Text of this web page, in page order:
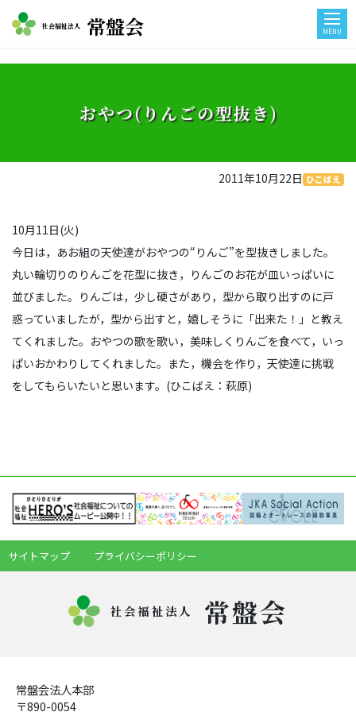
社会福祉法人 常盤会 MENU
おやつ(りんごの型抜き)
2011年10月22日 ひこばえ
10月11日(火)
今日は，あお組の天使達がおやつの“りんご”を型抜きしました。
丸い輪切りのりんごを花型に抜き，りんごのお花が皿いっぱいに
並びました。りんごは，少し硬さがあり，型から取り出すのに戸
惑っていましたが，型から出すと，嬉しそうに「出来た！」と教え
てくれました。おやつの歌を歌い，美味しくりんごを食べて，いっ
ぱいおかわりしてくれました。また，機会を作り，天使達に挑戦
をしてもらいたいと思います。(ひこばえ：萩原)
サイトマップ プライバシーポリシー
社会福祉法人 常盤会
常盤会法人本部
〒890-0054